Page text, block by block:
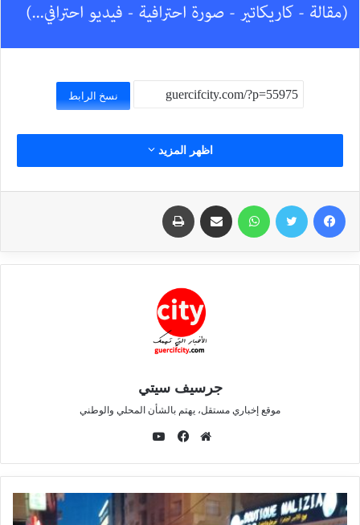
نسخ الرابط
اظهر المزيد
جرسيف سيتي
موقع إخباري مستقل، يهتم بالشأن المحلي والوطني
و
ق
ع
ي
س
ب
ت
ي